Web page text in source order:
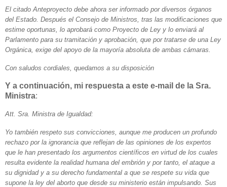
El citado Anteproyecto debe ahora ser informado por diversos órganos
del Estado. Después el Consejo de Ministros, tras las modificaciones que
estime oportunas, lo aprobará como Proyecto de Ley y lo enviará al
Parlamento para su tramitación y aprobación, que por tratarse de una Ley
Orgánica, exige del apoyo de la mayoría absoluta de ambas cámaras.
Con saludos cordiales, quedamos a su disposición
Y a continuación, mi respuesta a este e-mail de la Sra.
Ministra:
Att. Sra. Ministra de Igualdad:
Yo también respeto sus convicciones, aunque me producen un profundo
rechazo por la ignorancia que reflejan de las opiniones de los expertos
que le han presentado los argumentos científicos en virtud de los cuales
resulta evidente la realidad humana del embrión y por tanto, el ataque a
su dignidad y a su derecho fundamental a que se respete su vida que
supone la ley del aborto que desde su ministerio están impulsando. Sus